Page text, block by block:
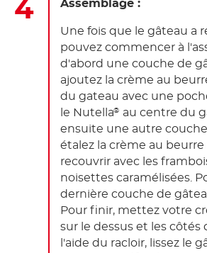
Assemblage :
Une fois que le gâteau a
pouvez commencer à
d'abord une couche de
ajoutez la crème au
du gateau avec une
le Nutella® au centre du
ensuite une autre
étalez la crème au beurre
recouvrir avec les
noisettes caramélisées.
dernière couche de
Pour finir, mettez votre
sur le dessus et les côtés
l'aide du racloir, lissez le